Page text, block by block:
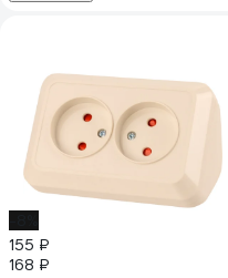
155 ₽
168 ₽